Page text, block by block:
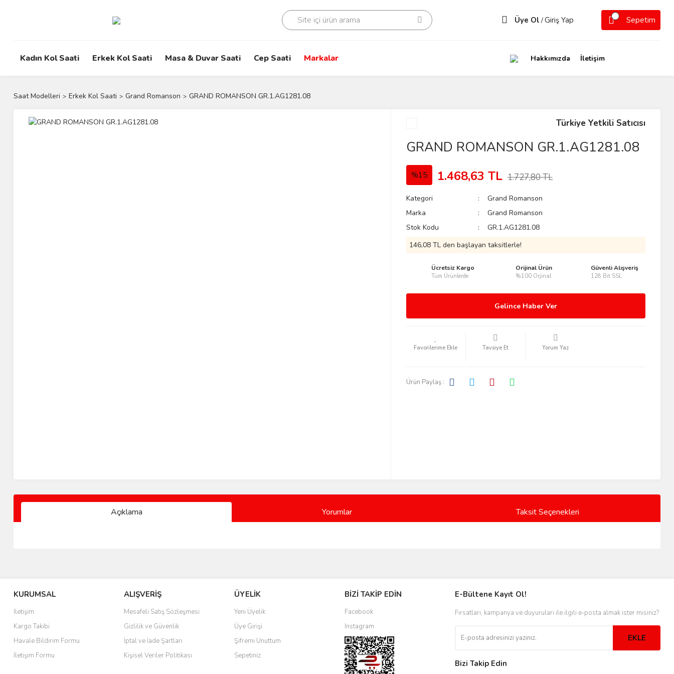
Üye Ol /Giriş Yap Sepetim
Kadın Kol Saati Erkek Kol Saati Masa & Duvar Saati Cep Saati Markalar Hakkımızda İletişim
Saat Modelleri Erkek Kol Saati Grand Romanson GRAND ROMANSON GR.1.AG1281.08
Türkiye Yetkili Satıcısı
GRAND ROMANSON GR.1.AG1281.08
%15 1.468,63 TL 1.727,80 TL
Kategori
Grand Romanson
Marka
Grand Romanson
Stok Kodu
GR.1.AG1281.08
146,08 TL den başlayan taksitlerle!
Ücretsiz Kargo
Tüm Ürünlerde
Orijinal Ürün
%100 Orjinal
Güvenli Alışveriş
128 Bit SSL
Gelince Haber Ver
Tavsiye Et Yorum Yaz
Ürün Paylaş :
Açıklama Yorumlar Taksit Seçenekleri
KURUMSAL
İletişim
Kargo Takibi
Havale Bildirim Formu
İletişim Formu
ALIŞVERİŞ
Mesafeli Satış Sözleşmesi
Gizlilik ve Güvenlik
İptal ve İade Şartları
Kişisel Veriler Politikası
ÜYELİK
Yeni Üyelik
Üye Girişi
Şifremi Unuttum
Sepetiniz
BİZİ TAKİP EDİN
Facebook
Instagram
E-Bültene Kayıt Ol!
Fırsatları, kampanya ve duyuruları ile ilgili e-posta almak ister misiniz?
EKLE
Bizi Takip Edin